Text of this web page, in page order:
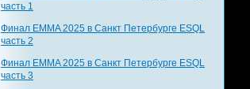
часть 1
Финал EMMA 2025 в Санкт Петербурге ESQL
часть 2
Финал EMMA 2025 в Санкт Петербурге ESQL
часть 3